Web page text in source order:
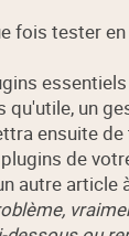
fois tester
qu'utile, un
ensuite de
de
autre article